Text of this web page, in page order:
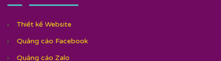
Thiết kế Website
Quảng cáo Facebook
Quảng cáo Zalo